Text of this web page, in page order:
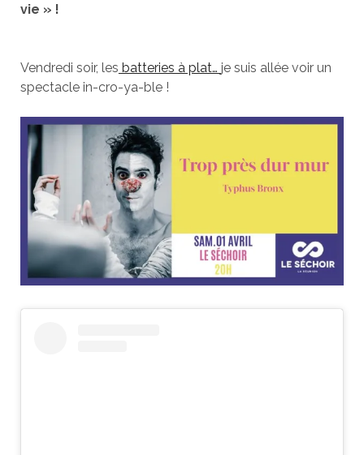
vie » !
Vendredi soir, les batteries à plat… je suis allée voir un
spectacle in-cro-ya-ble !